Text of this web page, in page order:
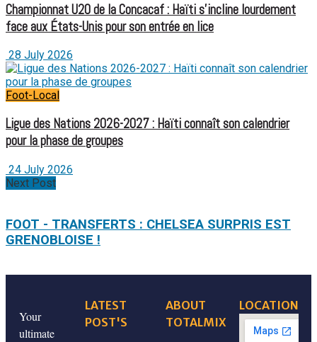
Championnat U20 de la Concacaf : Haïti s’incline lourdement
face aux États-Unis pour son entrée en lice
28 July 2026
Foot-Local
Ligue des Nations 2026-2027 : Haïti connaît son calendrier
pour la phase de groupes
24 July 2026
Next Post
FOOT - TRANSFERTS : CHELSEA SURPRIS EST
GRENOBLOISE !
Your
ultimate
LATEST
POST'S
ABOUT
TOTALMIX
LOCATION